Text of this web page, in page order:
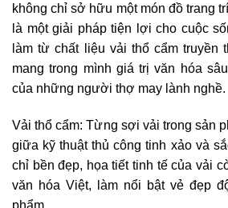
không chỉ sở hữu một món đồ trang
là một giải pháp tiện lợi cho cuộc
làm từ chất liệu vải thổ cẩm truyền
mang trong mình giá trị văn hóa
của những người thợ may lành nghề.
Vải thổ cẩm: Từng sợi vải trong sản
giữa kỹ thuật thủ công tinh xảo và
chỉ bền đẹp, họa tiết tinh tế của vải
văn hóa Việt, làm nổi bật vẻ đẹp
phẩm.